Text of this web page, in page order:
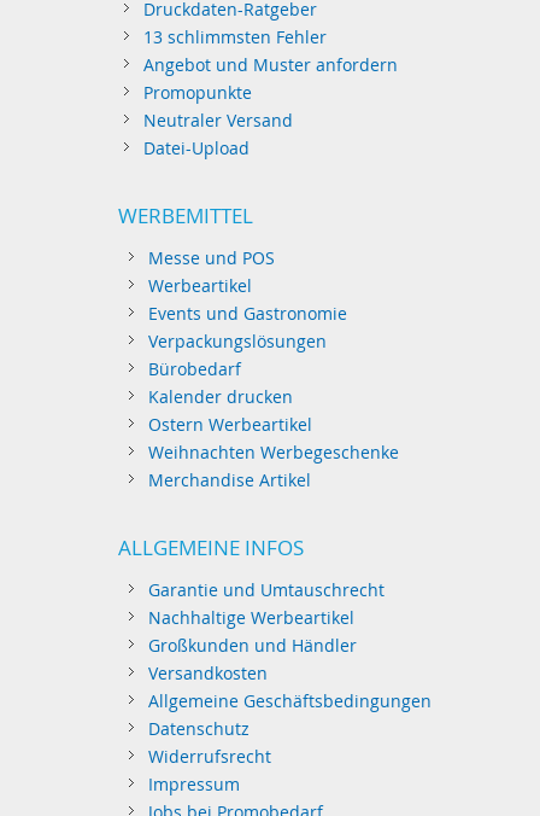
Druckdaten-Ratgeber
13 schlimmsten Fehler
Angebot und Muster anfordern
Promopunkte
Neutraler Versand
Datei-Upload
WERBEMITTEL
Messe und POS
Werbeartikel
Events und Gastronomie
Verpackungslösungen
Bürobedarf
Kalender drucken
Ostern Werbeartikel
Weihnachten Werbegeschenke
Merchandise Artikel
ALLGEMEINE INFOS
Garantie und Umtauschrecht
Nachhaltige Werbeartikel
Großkunden und Händler
Versandkosten
Allgemeine Geschäftsbedingungen
Datenschutz
Widerrufsrecht
Impressum